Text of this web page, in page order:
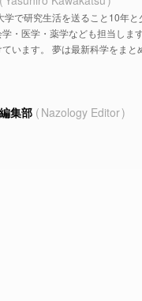
学で研究生活を送ること10年
・医学・薬学なども担当し
います。 夢は最新科学をまと
集部 Nazology Editor